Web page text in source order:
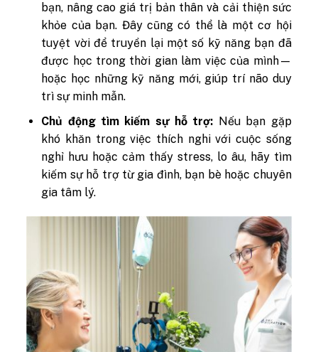
bạn, nâng cao giá trị bản thân và cải thiện sức
khỏe của bạn. Đây cũng có thể là một cơ hội
tuyệt vời để truyền lại một số kỹ năng bạn đã
được học trong thời gian làm việc của mình—
hoặc học những kỹ năng mới, giúp trí não duy
trì sự minh mẫn.
Chủ động tìm kiếm sự hỗ trợ: Nếu bạn gặp
khó khăn trong việc thích nghi với cuộc sống
nghỉ hưu hoặc cảm thấy stress, lo âu, hãy tìm
kiếm sự hỗ trợ từ gia đình, bạn bè hoặc chuyên
gia tâm lý.